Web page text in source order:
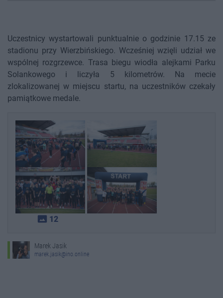
Uczestnicy wystartowali punktualnie o godzinie 17.15 ze
stadionu przy Wierzbińskiego. Wcześniej wzięli udział we
wspólnej rozgrzewce. Trasa biegu wiodła alejkami Parku
Solankowego i liczyła 5 kilometrów. Na mecie
zlokalizowanej w miejscu startu, na uczestników czekały
pamiątkowe medale.
photo_size_select_actual 12
Marek Jasik
marek.jasik@ino.online